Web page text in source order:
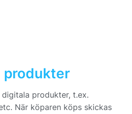
produkter
produkter, t.ex.
När köparen köps skickas